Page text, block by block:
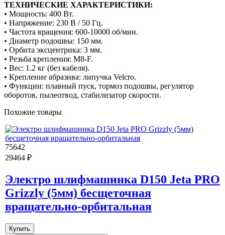
ТЕХНИЧЕСКИЕ ХАРАКТЕРИСТИКИ:
• Мощность: 400 Вт.
• Напряжение: 230 В / 50 Гц.
• Частота вращения: 600-10000 об/мин.
• Диаметр подошвы: 150 мм.
• Орбита эксцентрика: 3 мм.
• Резьба крепления: М8-F.
• Вес: 1.2 кг (без кабеля).
• Крепление абразива: липучка Velcro.
• Функции: плавный пуск, тормоз подошвы, регулятор
оборотов, пылеотвод, стабилизатор скорости.
Похожие товары
75642
29464 ₽
Электро шлифмашинка D150 Jeta PRO
Grizzly (5мм) бесщеточная
вращательно-орбитальная
Купить